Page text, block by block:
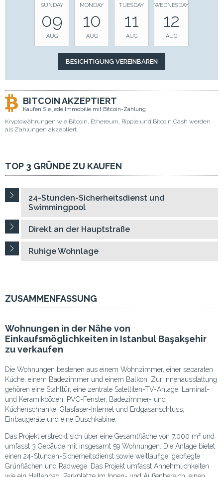
SUNDAY
09
AUG
MONDAY
10
AUG
TUESDAY
11
AUG
WEDNESDAY
12
AUG
BITCOIN AKZEPTIERT
Kaufen Sie jede Immobilie mit Bitcoin-Zahlung
Kryptowährungen wie Bitcoin, Ethereum, Ripple und Bitcoin Cash werden
als Zahlungen akzeptiert.
TOP 3 GRÜNDE ZU KAUFEN
24-Stunden-Sicherheitsdienst und
Swimmingpool
Direkt an der Hauptstraße
Ruhige Wohnlage
ZUSAMMENFASSUNG
Wohnungen in der Nähe von
Einkaufsmöglichkeiten in Istanbul Başakşehir
zu verkaufen
Die Wohnungen bestehen aus einem Wohnzimmer, einer separaten
Küche, einem Badezimmer und einem Balkon. Zur Innenausstattung
gehören eine Stahltür, eine zentrale Satelliten-TV-Anlage, Laminat-
und Keramikböden, PVC-Fenster, Badezimmer- und
Küchenschränke, Glasfaser-Internet und Erdgasanschluss,
Einbaugeräte und eine Duschkabine.
Das Projekt erstreckt sich über eine Gesamtfläche von 7.000 m² und
umfasst 3 Gebäude mit insgesamt 59 Wohnungen. Die Anlage bietet
einen 24-Stunden-Sicherheitsdienst sowie weitläufige, gepflegte
Grünflächen und Radwege. Das Projekt umfasst Annehmlichkeiten